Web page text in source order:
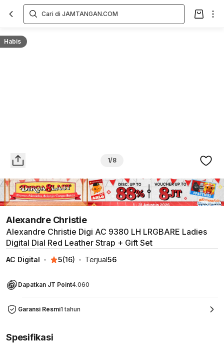
Habis
1/8
Alexandre Christie
Alexandre Christie Digi AC 9380 LH LRGBARE Ladies
Digital Dial Red Leather Strap + Gift Set
AC Digital 5(16) Terjual56
Dapatkan JT Point4.060
Garansi Resmi1 tahun
Overview
Spesifikasi